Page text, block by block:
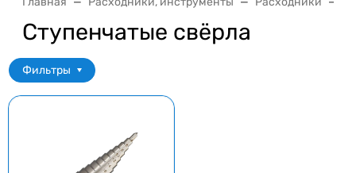
Ступенчатые свёрла
Фильтры